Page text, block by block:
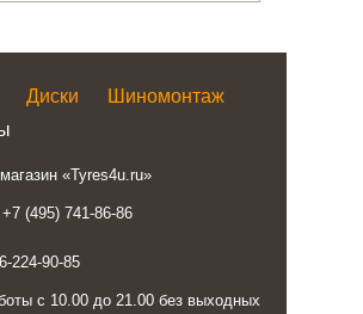
Диски
Шиномонтаж
«Tyres4u.ru»
(495) 741-86-86
224-90-85
с 10.00 до 21.00 без выходных